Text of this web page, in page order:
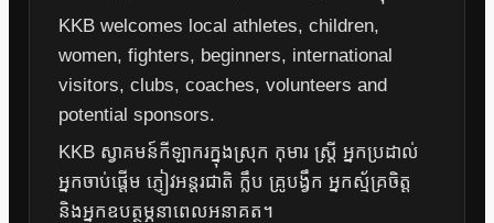
KKB welcomes local athletes, children,
women, fighters, beginners, international
visitors, clubs, coaches, volunteers and
potential sponsors.
KKB ស្វាគមន៍កីឡាករក្នុងស្រុក កុមារ ស្ត្រី អ្នកប្រដាល់
អ្នកចាប់ផ្តើម ភ្ញៀវអន្តរជាតិ ក្លឹប គ្រូបង្វឹក អ្នកស្ម័គ្រចិត្ត
និងអ្នកឧបត្ថម្ភនាពេលអនាគត។